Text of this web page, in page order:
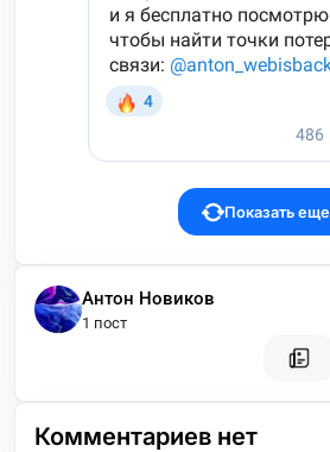
Показать еще
Антон Новиков
1 пост
Комментариев нет